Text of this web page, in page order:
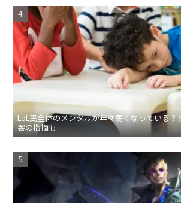
LoL民全体のメンタルが年々弱くなっている？
響の指摘も